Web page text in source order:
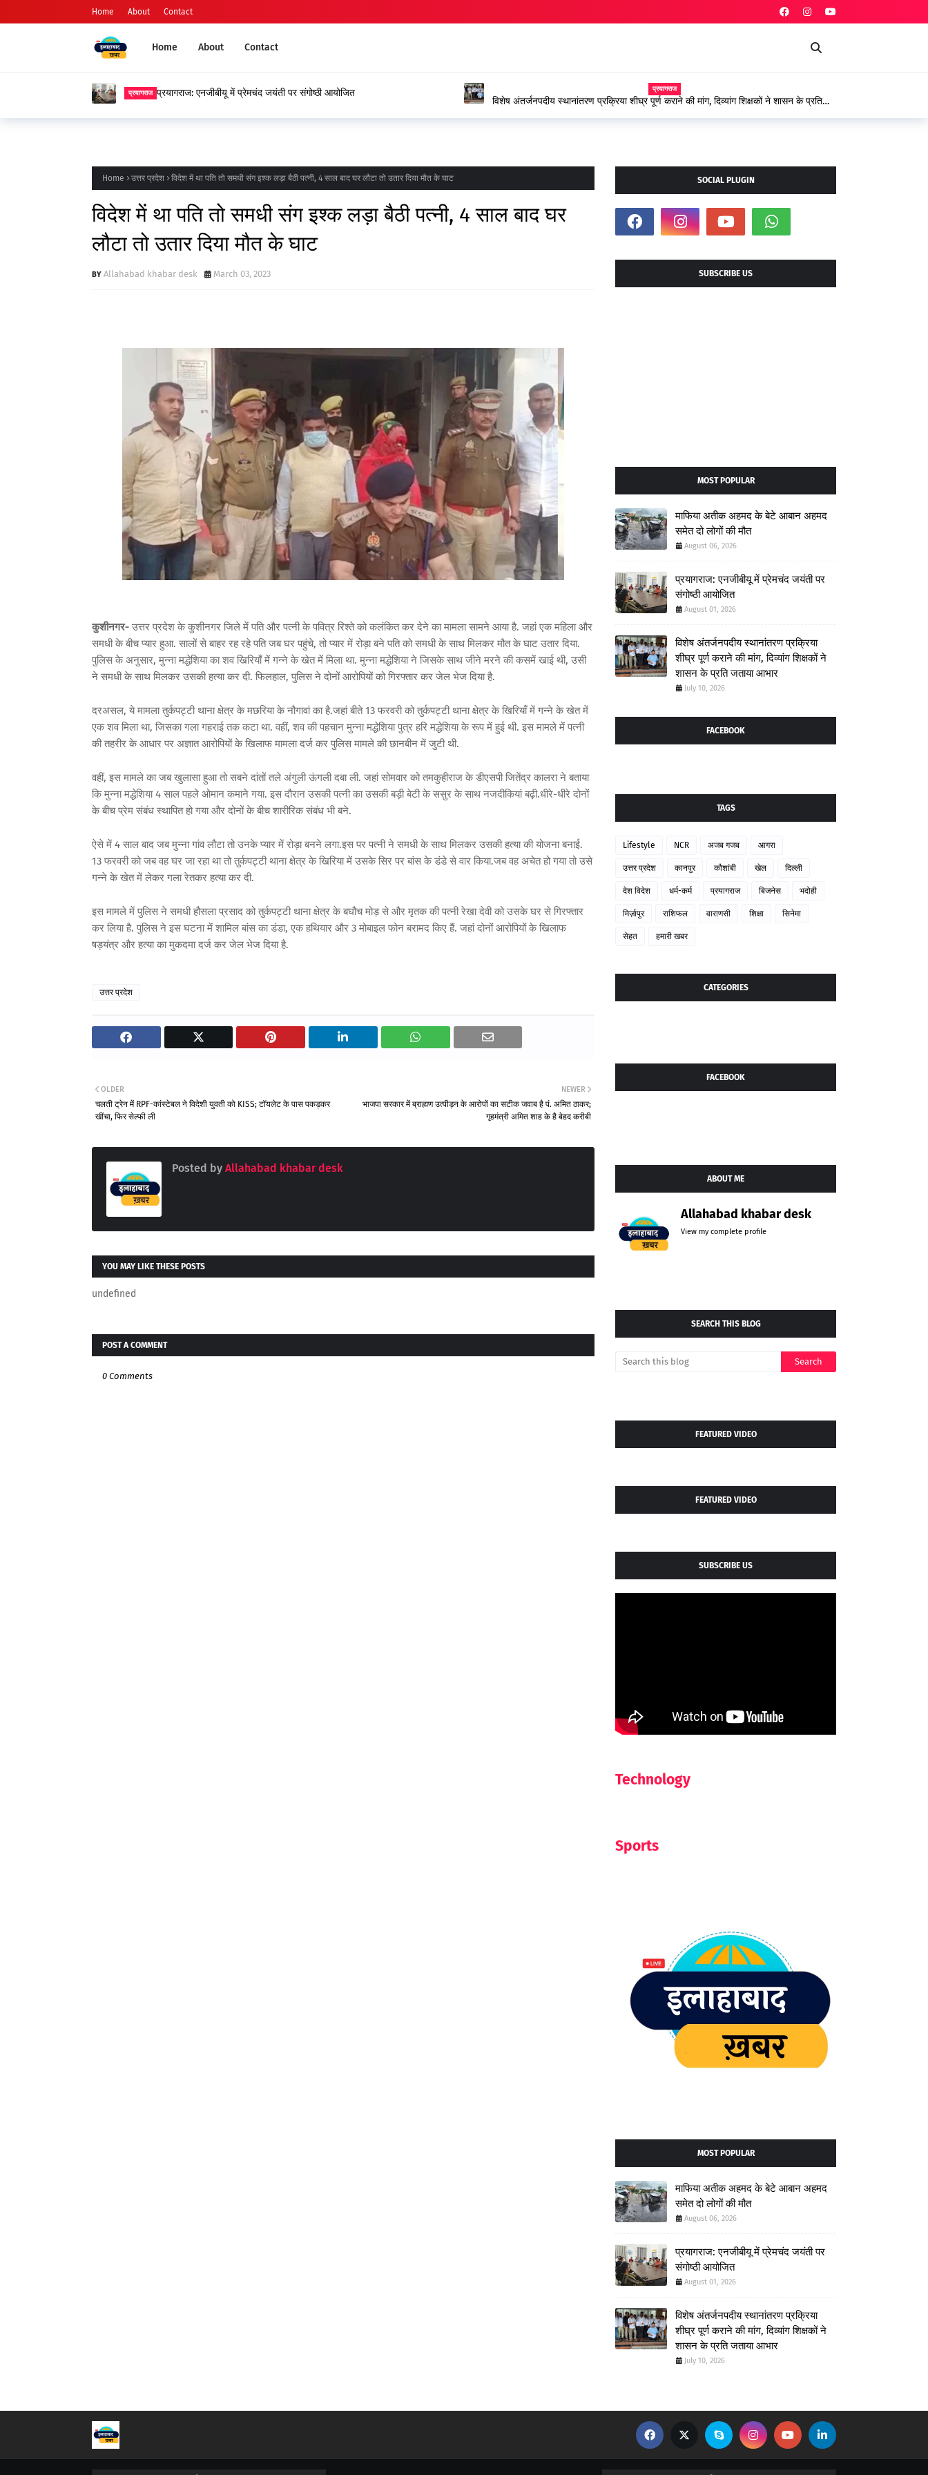
Home About Contact
Home About Contact
प्रयागराज प्रयागराज: एनजीबीयू में प्रेमचंद जयंती पर संगोष्ठी आयोजित प्रयागराज
विशेष अंतर्जनपदीय स्थानांतरण प्रक्रिया शीघ्र पूर्ण कराने की मांग, दिव्यांग शिक्षकों ने शासन के प्रति
Home उत्तर प्रदेश विदेश में था पति तो समधी संग इश्क लड़ा बैठी पत्नी, 4 साल बाद घर लौटा तो उतार दिया मौत के घाट
विदेश में था पति तो समधी संग इश्क लड़ा बैठी पत्नी, 4 साल बाद घर
लौटा तो उतार दिया मौत के घाट
Allahabad khabar desk March 03, 2023
कुशीनगर- उत्तर प्रदेश के कुशीनगर जिले में पति और पत्नी के पवित्र रिश्ते को कलंकित कर देने का मामला सामने आया है. जहां एक महिला और
समधी के बीच प्यार हुआ. सालों से बाहर रह रहे पति जब घर पहुंचे, तो प्यार में रोड़ा बने पति को समधी के साथ मिलकर मौत के घाट उतार दिया.
पुलिस के अनुसार, मुन्ना मद्धेशिया का शव खिरियाँ में गन्ने के खेत में मिला था. मुन्ना मद्धेशिया ने जिसके साथ जीने मरने की कसमें खाई थी, उसी
ने समधी के साथ मिलकर उसकी हत्या कर दी. फिलहाल, पुलिस ने दोनों आरोपियों को गिरफ्तार कर जेल भेज दिया है.
दरअसल, ये मामला तुर्कपट्टी थाना क्षेत्र के मछरिया के नौगावां का है.जहां बीते 13 फरवरी को तुर्कपट्टी थाना क्षेत्र के खिरियाँ में गन्ने के खेत में
एक शव मिला था, जिसका गला गहराई तक कटा था. वहीं, शव की पहचान मुन्ना मद्धेशिया पुत्र हरि मद्धेशिया के रूप में हुई थी. इस मामले में पत्नी
की तहरीर के आधार पर अज्ञात आरोपियों के खिलाफ मामला दर्ज कर पुलिस मामले की छानबीन में जुटी थी.
वहीं, इस मामले का जब खुलासा हुआ तो सबने दांतों तले अंगुली ऊंगली दबा ली. जहां सोमवार को तमकुहीराज के डीएसपी जितेंद्र कालरा ने बताया
कि मुन्ना मद्धेशिया 4 साल पहले ओमान कमाने गया. इस दौरान उसकी पत्नी का उसकी बड़ी बेटी के ससुर के साथ नजदीकियां बढ़ी.धीरे-धीरे दोनों
के बीच प्रेम संबंध स्थापित हो गया और दोनों के बीच शारीरिक संबंध भी बने.
ऐसे में 4 साल बाद जब मुन्ना गांव लौटा तो उनके प्यार में रोड़ा बनने लगा.इस पर पत्नी ने समधी के साथ मिलकर उसकी हत्या की योजना बनाई.
13 फरवरी को जब वह घर जा रहा था तो तुर्कपट्टी थाना क्षेत्र के खिरिया में उसके सिर पर बांस के डंडे से वार किया.जब वह अचेत हो गया तो उसे
गन्ने के खेत में लेकर गला रेतकर हत्या कर दी.
इस मामले में पुलिस ने समधी हौसला प्रसाद को तुर्कपट्टी थाना क्षेत्र के बघौच मोड़ से और मृतक की पत्नी रेखा देवी को उसके घर से गिरफ्तार
कर लिया है. पुलिस ने इस घटना में शामिल बांस का डंडा, एक हथियार और 3 मोबाइल फोन बरामद किए हैं. जहां दोनों आरोपियों के खिलाफ
षड़यंत्र और हत्या का मुकदमा दर्ज कर जेल भेज दिया है.
उत्तर प्रदेश
NEWER
भाजपा सरकार में ब्राह्मण उत्पीड़न के आरोपों का सटीक जवाब है पं. अमित ठाकर;
गृहमंत्री अमित शाह के है बेहद करीबी
OLDER
चलती ट्रेन में RPF-कांस्टेबल ने विदेशी युवती को KISS; टॉयलेट के पास पकड़कर
खींचा, फिर सेल्फी ली
Posted by Allahabad khabar desk
YOU MAY LIKE THESE POSTS
undefined
POST A COMMENT
0 Comments
SOCIAL PLUGIN
SUBSCRIBE US
MOST POPULAR
माफिया अतीक अहमद के बेटे आबान अहमद
समेत दो लोगों की मौत
August 06, 2026
प्रयागराज: एनजीबीयू में प्रेमचंद जयंती पर
संगोष्ठी आयोजित
August 01, 2026
विशेष अंतर्जनपदीय स्थानांतरण प्रक्रिया
शीघ्र पूर्ण कराने की मांग, दिव्यांग शिक्षकों ने
शासन के प्रति जताया आभार
July 10, 2026
FACEBOOK
TAGS
Lifestyle NCR अजब गजब आगरा
उत्तर प्रदेश कानपुर कौशांबी खेल दिल्ली
देश विदेश धर्म-कर्म प्रयागराज बिजनेस भदोही
मिर्ज़ापुर राशिफल वाराणसी शिक्षा सिनेमा
सेहत हमारी खबर
CATEGORIES
FACEBOOK
ABOUT ME
Allahabad khabar desk
View my complete profile
SEARCH THIS BLOG
FEATURED VIDEO
FEATURED VIDEO
SUBSCRIBE US
Technology
Sports
MOST POPULAR
माफिया अतीक अहमद के बेटे आबान अहमद
समेत दो लोगों की मौत
August 06, 2026
प्रयागराज: एनजीबीयू में प्रेमचंद जयंती पर
संगोष्ठी आयोजित
August 01, 2026
विशेष अंतर्जनपदीय स्थानांतरण प्रक्रिया
शीघ्र पूर्ण कराने की मांग, दिव्यांग शिक्षकों ने
शासन के प्रति जताया आभार
July 10, 2026